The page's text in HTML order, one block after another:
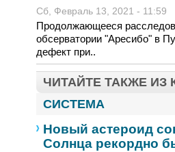
Сб, Февраль 13, 2021 - 11:59
Продолжающееся
обсерватории "Аресибо" в
дефект при..
ЧИТАЙТЕ ТАКЖЕ ИЗ
СИСТЕМА
Новый астероид
Солнца рекордно